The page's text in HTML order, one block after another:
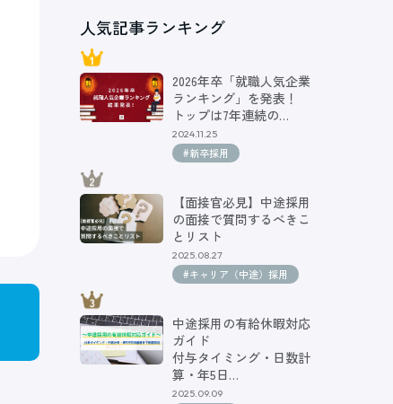
人気記事ランキング
2026年卒「就職人気企業
ランキング」を発表！
トップは7年連続の…
2024.11.25
#新卒採用
【面接官必見】中途採用
の面接で質問するべきこ
とリスト
2025.08.27
#キャリア（中途）採用
中途採用の有給休暇対応
ガイド
付与タイミング・日数計
算・年5日…
2025.09.09